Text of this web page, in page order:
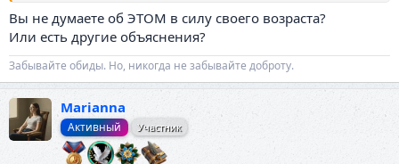
Вы не думаете об ЭТОМ в силу своего возраста?
Или есть другие объяснения?
Забывайте обиды. Но, никогда не забывайте доброту.
Marianna
Активный Участник